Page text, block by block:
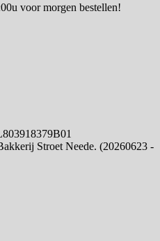
voor morgen bestellen!
Stroet Neede. (20260623 -